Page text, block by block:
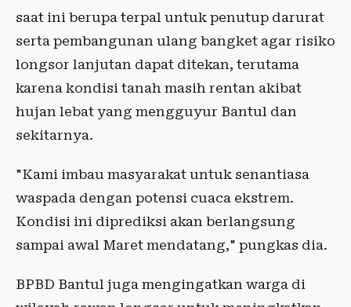
saat ini berupa terpal untuk penutup darurat
serta pembangunan ulang bangket agar risiko
longsor lanjutan dapat ditekan, terutama
karena kondisi tanah masih rentan akibat
hujan lebat yang mengguyur Bantul dan
sekitarnya.
"Kami imbau masyarakat untuk senantiasa
waspada dengan potensi cuaca ekstrem.
Kondisi ini diprediksi akan berlangsung
sampai awal Maret mendatang," pungkas dia.
BPBD Bantul juga mengingatkan warga di